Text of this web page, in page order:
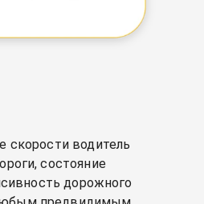
скорости водитель
состояние
дорожного